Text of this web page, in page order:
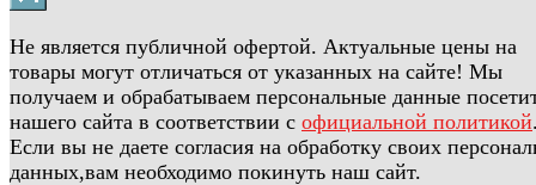
Не является публичной офертой. Актуальные цены на
товары могут отличаться от указанных на сайте! Мы
получаем и обрабатываем персональные данные
нашего сайта в соответствии с официальной политикой
Если вы не даете согласия на обработку своих
данных,вам необходимо покинуть наш сайт.